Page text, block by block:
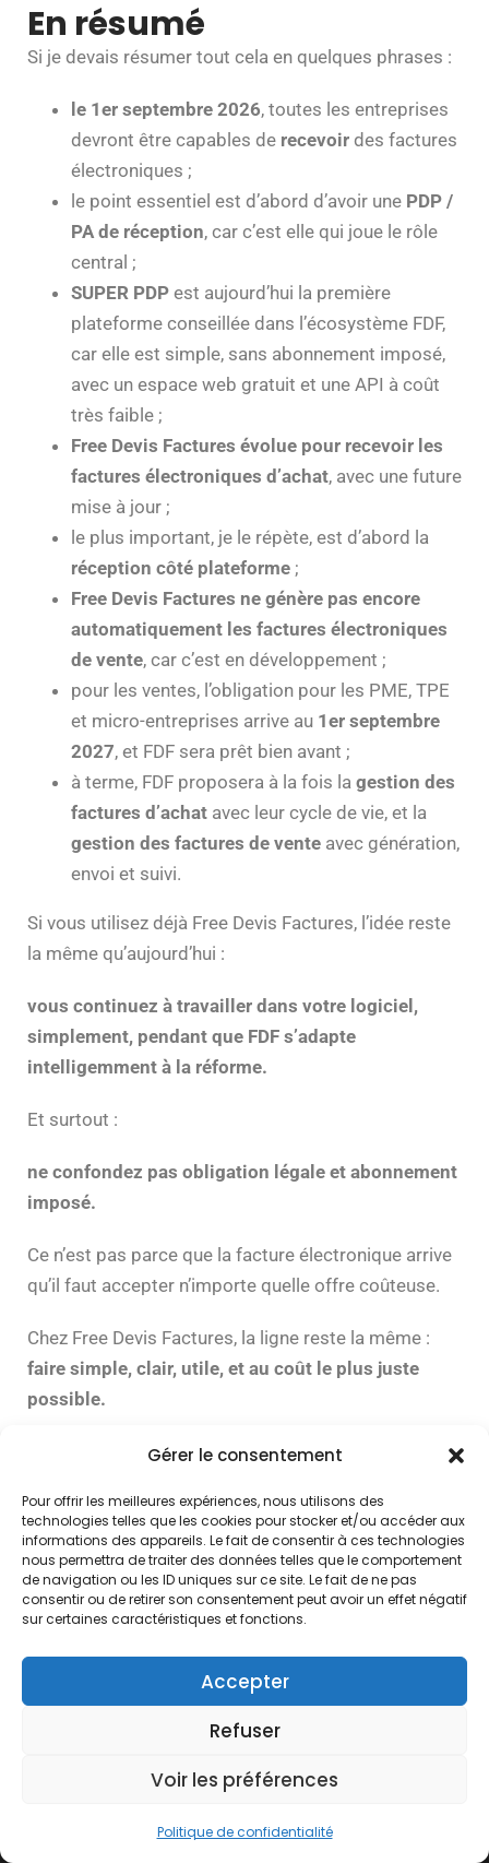
Gérer le consentement
Pour offrir les meilleures expériences, nous utilisons des
technologies telles que les cookies pour stocker et/ou accéder aux
informations des appareils. Le fait de consentir à ces technologies
nous permettra de traiter des données telles que le comportement
de navigation ou les ID uniques sur ce site. Le fait de ne pas
consentir ou de retirer son consentement peut avoir un effet négatif
sur certaines caractéristiques et fonctions.
Accepter
Refuser
Voir les préférences
Politique de confidentialité
En résumé
Si je devais résumer tout cela en quelques phrases :
le 1er septembre 2026, toutes les entreprises
devront être capables de recevoir des factures
électroniques ;
le point essentiel est d’abord d’avoir une PDP /
PA de réception, car c’est elle qui joue le rôle
central ;
SUPER PDP est aujourd’hui la première
plateforme conseillée dans l’écosystème FDF,
car elle est simple, sans abonnement imposé,
avec un espace web gratuit et une API à coût
très faible ;
Free Devis Factures évolue pour recevoir les
factures électroniques d’achat, avec une future
mise à jour ;
le plus important, je le répète, est d’abord la
réception côté plateforme ;
Free Devis Factures ne génère pas encore
automatiquement les factures électroniques
de vente, car c’est en développement ;
pour les ventes, l’obligation pour les PME, TPE
et micro-entreprises arrive au 1er septembre
2027, et FDF sera prêt bien avant ;
à terme, FDF proposera à la fois la gestion des
factures d’achat avec leur cycle de vie, et la
gestion des factures de vente avec génération,
envoi et suivi.
Si vous utilisez déjà Free Devis Factures, l’idée reste
la même qu’aujourd’hui :
vous continuez à travailler dans votre logiciel,
simplement, pendant que FDF s’adapte
intelligemment à la réforme.
Et surtout :
ne confondez pas obligation légale et abonnement
imposé.
Ce n’est pas parce que la facture électronique arrive
qu’il faut accepter n’importe quelle offre coûteuse.
Chez Free Devis Factures, la ligne reste la même :
faire simple, clair, utile, et au coût le plus juste
possible.
© 2024. Free Devis Factures
Forum de la communauté
Conditions générales d’utilisation
À propos de Free Devis Factures